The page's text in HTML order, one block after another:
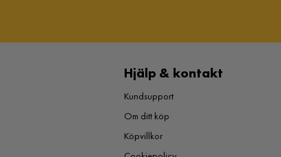
Hjälp & kontakt
Kundsupport
Om ditt köp
Köpvillkor